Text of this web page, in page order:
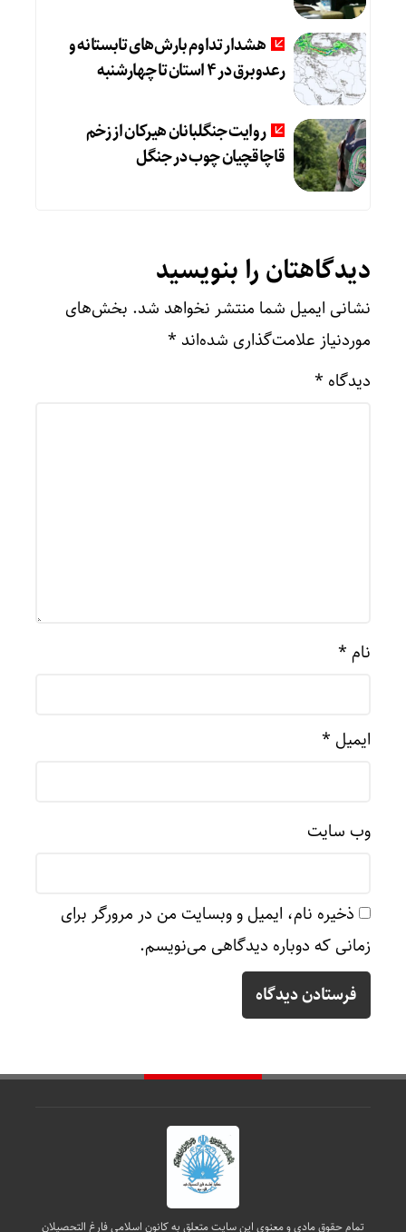
هشدار تداوم بارش‌های تابستانه و
رعدوبرق در ۴ استان تا چهارشنبه
روایت جنگلبانان هیرکان از زخم
قاچاقچیان چوب در جنگل
دیدگاهتان را بنویسید
نشانی ایمیل شما منتشر نخواهد شد. بخش‌های
موردنیاز علامت‌گذاری شده‌اند *
دیدگاه *
نام *
ایمیل *
وب‌ سایت
ذخیره نام، ایمیل و وبسایت من در مرورگر برای
زمانی که دوباره دیدگاهی می‌نویسم.
تمام حقوق مادی و معنوی این سایت متعلق به کانون اسلامی فارغ التحصیلان